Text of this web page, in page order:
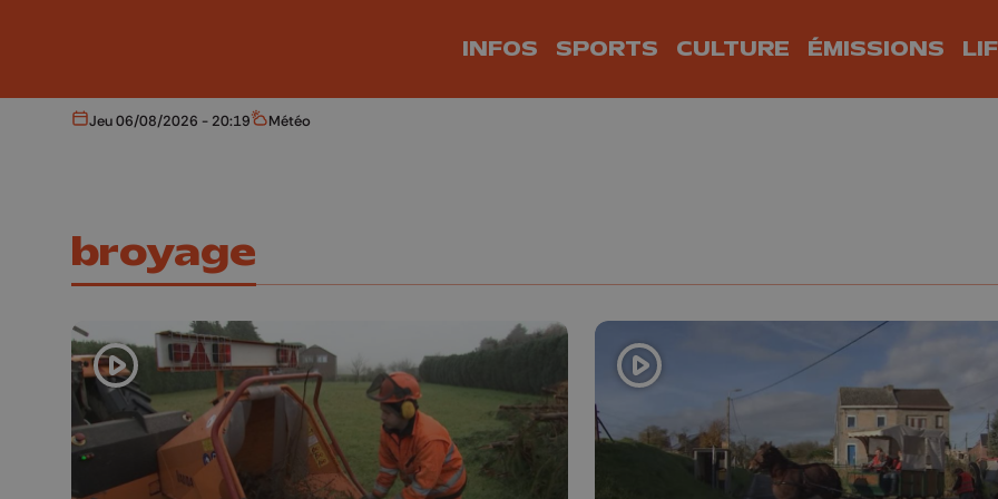
INFOS SPORTS CULTURE ÉMISSIONS
Aujourd'hui
Jeu 06/08/2026 - 20:19 Météo
Météo
broyage